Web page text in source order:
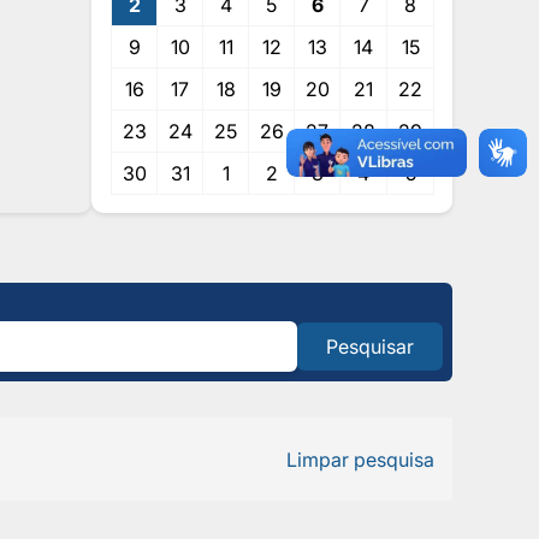
2
3 4 5 6 7
8
9
10 11 12 13 14
15
16
17 18 19 20 21
22
23
24 25 26 27 28
29
30
31 1 2 3 4 5
Pesquisar
Limpar pesquisa